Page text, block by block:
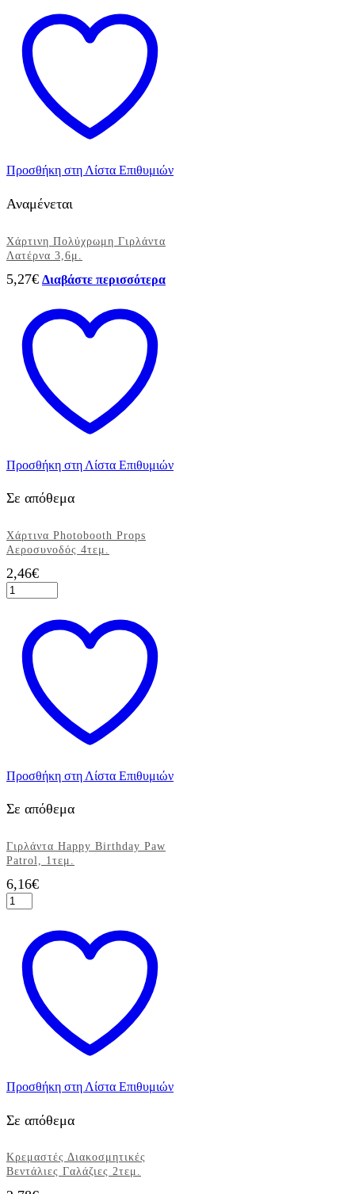
Προσθήκη στη Λίστα Επιθυμιών
Αναμένεται
Χάρτινη Πολύχρωμη Γιρλάντα
Λατέρνα 3,6μ.
5,27€ Διαβάστε περισσότερα
Προσθήκη στη Λίστα Επιθυμιών
Σε απόθεμα
Χάρτινα Photobooth Props
Αεροσυνοδός 4τεμ.
2,46€
Χάρτινα
Photobooth
Αεροσυνοδός
4τεμ.
ποσότητα
Προσθήκη στη Λίστα Επιθυμιών
Σε απόθεμα
Γιρλάντα Happy Birthday Paw
Patrol, 1τεμ.
6,16€
Γιρλάντα
Happy
Patrol,
1τεμ.
ποσότητα
Προσθήκη στη Λίστα Επιθυμιών
Σε απόθεμα
Κρεμαστές Διακοσμητικές
Βεντάλιες Γαλάζιες 2τεμ.